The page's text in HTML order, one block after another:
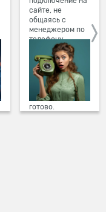
сайте, не
общаясь с
менеджером по
телефону.
Просто в три
клика заполните
форму заявки на
сайте, выберите
дату и время
подключения,
готово.